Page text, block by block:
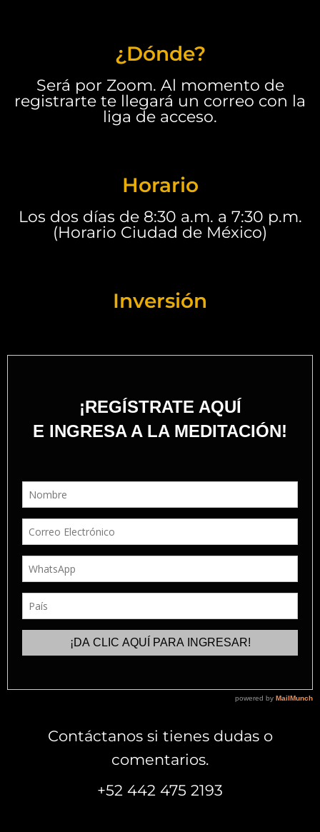
¿Dónde?
Será por Zoom. Al momento de
registrarte te llegará un correo con la
liga de acceso.
Horario
Los dos días de 8:30 a.m. a 7:30 p.m.
(Horario Ciudad de México)
Inversión
Contáctanos si tienes dudas o
comentarios.
+52 442 475 2193